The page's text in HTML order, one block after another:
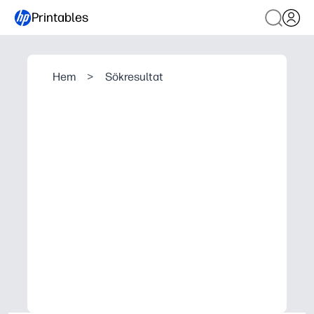
Printables
Hem > Sökresultat